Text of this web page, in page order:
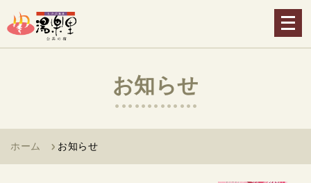
メ
ニ
ュ
お知らせ
ホーム お知らせ